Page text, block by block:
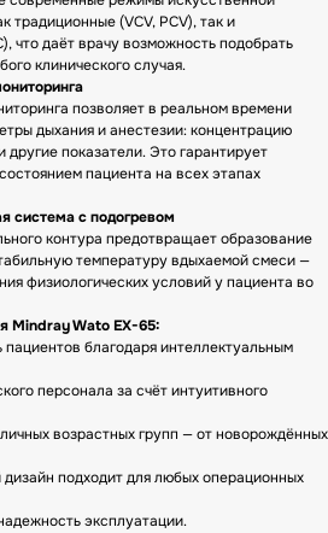
традиционные (VCV, PCV), так и
что даёт врачу возможность подобрать
клинического случая.
позволяет в реальном времени
дыхания и анестезии: концентрацию
показатели. Это гарантирует
пациента на всех этапах
система с подогревом
контура предотвращает образование
температуру вдыхаемой смеси —
физиологических условий у пациента во
Mindray Wato EX-65:
благодаря интеллектуальным
персонала за счёт интуитивного
возрастных групп — от новорождённых
подходит для любых операционных
эксплуатации.